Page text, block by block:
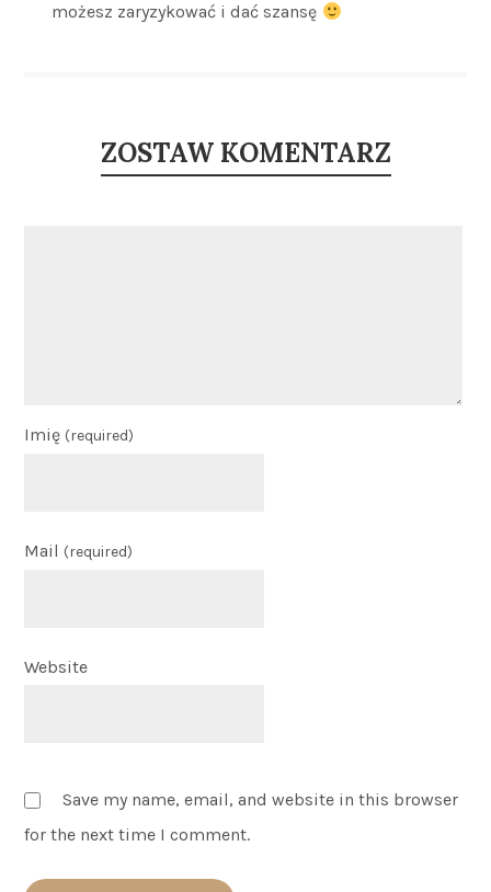
możesz zaryzykować i dać szansę
ZOSTAW KOMENTARZ
Imię (required)
Mail (required)
Website
Save my name, email, and website in this browser
for the next time I comment.